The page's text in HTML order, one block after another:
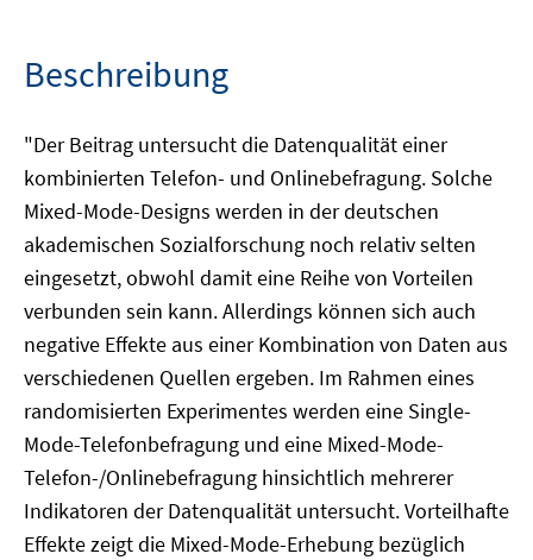
Beschreibung
"Der Beitrag untersucht die Datenqualität einer
kombinierten Telefon- und Onlinebefragung. Solche
Mixed-Mode-Designs werden in der deutschen
akademischen Sozialforschung noch relativ selten
eingesetzt, obwohl damit eine Reihe von Vorteilen
verbunden sein kann. Allerdings können sich auch
negative Effekte aus einer Kombination von Daten aus
verschiedenen Quellen ergeben. Im Rahmen eines
randomisierten Experimentes werden eine Single-
Mode-Telefonbefragung und eine Mixed-Mode-
Telefon-/Onlinebefragung hinsichtlich mehrerer
Indikatoren der Datenqualität untersucht. Vorteilhafte
Effekte zeigt die Mixed-Mode-Erhebung bezüglich